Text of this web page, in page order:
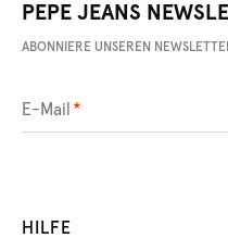
PEPE JEANS
ABONNIERE UNSEREN
E-Mail *
HILFE